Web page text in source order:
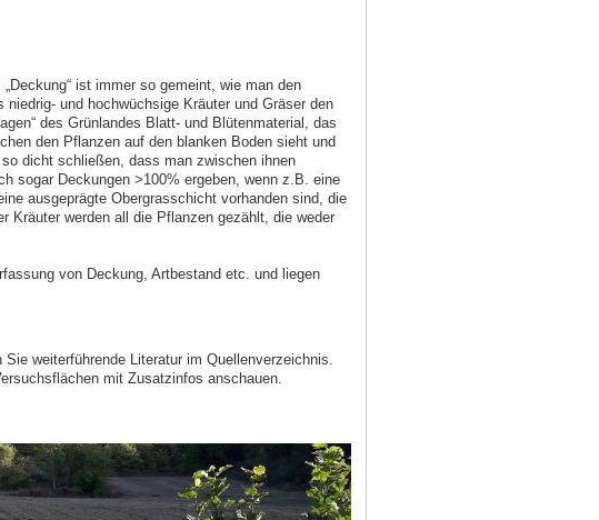
ist immer so gemeint, wie man den
und hochwüchsige Kräuter und Gräser den
des Grünlandes Blatt- und Blütenmaterial, das
den Pflanzen auf den blanken Boden sieht und
dicht schließen, dass man zwischen ihnen
sogar Deckungen >100% ergeben, wenn z.B. eine
ausgeprägte Obergrasschicht vorhanden sind, die
Kräuter werden all die Pflanzen gezählt, die weder
von Deckung, Artbestand etc. und liegen
weiterführende Literatur im Quellenverzeichnis.
mit Zusatzinfos anschauen.